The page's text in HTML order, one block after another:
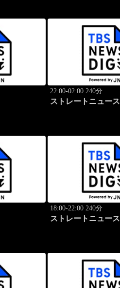
22:00-02:00 240分
ストレートニュース
18:00-22:00 240分
ストレートニュース